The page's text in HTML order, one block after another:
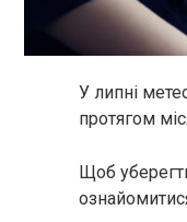
У липні
протягом
Щоб